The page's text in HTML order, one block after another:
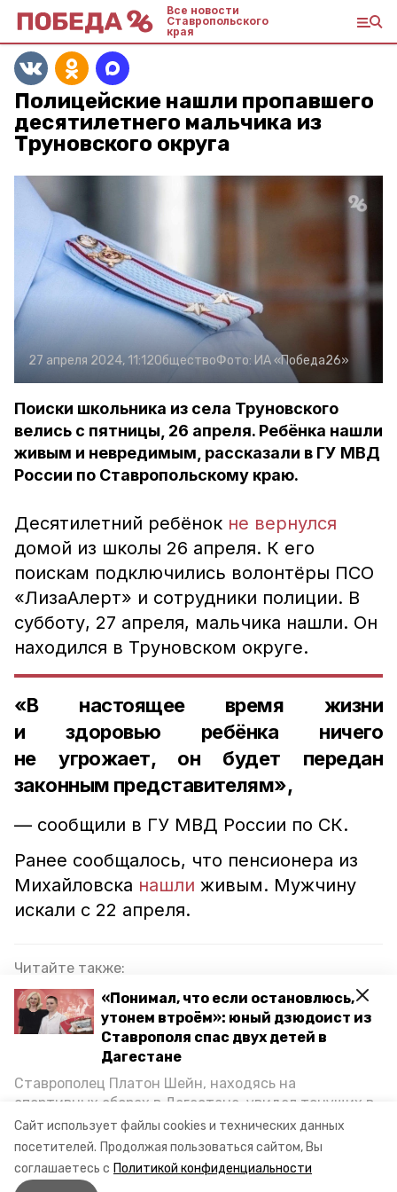
Сайт использует файлы cookies и технических данных
посетителей. Продолжая пользоваться сайтом, Вы
соглашаетесь с Политикой конфиденциальности
«Понимал, что если остановлюсь,
утонем втроём»: юный дзюдоист из
Ставрополя спас двух детей в
Дагестане
Ставрополец Платон Шейн, находясь на
спортивных сборах в Дегестане, увидел тонущих в
Каспийском море детей и бросился на помощь. По
возвращении домой, отважного мальчика
пригласили в министерство образования края и
наградили. Корреспондент «Победы26» пообщался
Все новости
Ставропольского
края
Полицейские нашли пропавшего
десятилетнего мальчика из
Труновского округа
27 апреля 2024, 11:12ОбществоФото: ИА «Победа26»
Поиски школьника из села Труновского
велись с пятницы, 26 апреля. Ребёнка нашли
живым и невредимым, рассказали в ГУ МВД
России по Ставропольскому краю.
Десятилетний ребёнок не вернулся
домой из школы 26 апреля. К его
поискам подключились волонтёры ПСО
«ЛизаАлерт» и сотрудники полиции. В
субботу, 27 апреля, мальчика нашли. Он
находился в Труновском округе.
«В настоящее время жизни
и здоровью ребёнка ничего
не угрожает, он будет передан
законным представителям»,
— сообщили в ГУ МВД России по СК.
Ранее сообщалось, что пенсионера из
Михайловска нашли живым. Мужчину
искали с 22 апреля.
Читайте также:
Ставропольские волонтёры рассказали о
принципах поиска пропавших
Ставропольские волонтёры «ЛизаАлерт»
Кареглазый усатый мужчина пропал на
Ставрополье
ставропольский край